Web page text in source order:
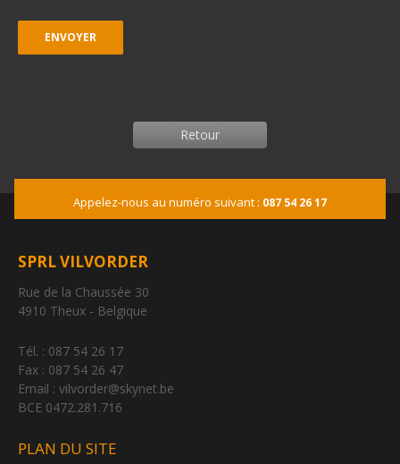
Retour
Appelez-nous au numéro suivant : 087 54 26 17
SPRL VILVORDER
Rue de la Chaussée 30
4910 Theux - Belgique
Tél. : 087 54 26 17
Fax : 087 54 26 47
Email : vilvorder@skynet.be
BCE 0472.281.716
PLAN DU SITE